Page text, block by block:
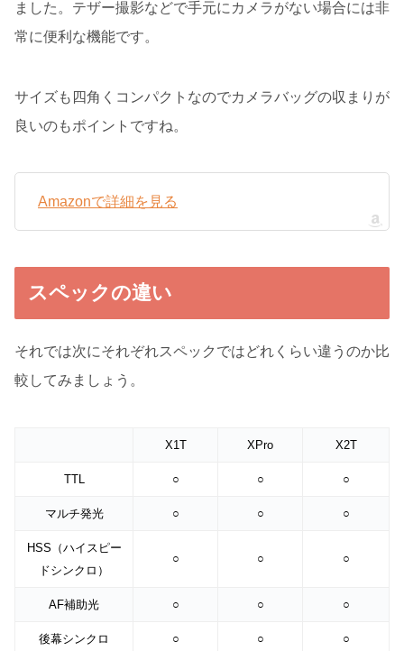
ました。テザー撮影などで手元にカメラがない場合には非
常に便利な機能です。
サイズも四角くコンパクトなのでカメラバッグの収まりが
良いのもポイントですね。
Amazonで詳細を見る
スペックの違い
それでは次にそれぞれスペックではどれくらい違うのか比
較してみましょう。
X1T XPro X2T
TTL ○ ○ ○
マルチ発光 ○ ○ ○
HSS（ハイスピー
ドシンクロ）
○ ○ ○
AF補助光 ○ ○ ○
後幕シンクロ ○ ○ ○